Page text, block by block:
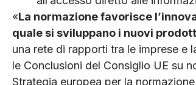
«La normazione favorisce
quale si sviluppano i nuovi
una rete di rapporti tra le imprese e
le Conclusioni del Consiglio UE su
Strategia europea per la